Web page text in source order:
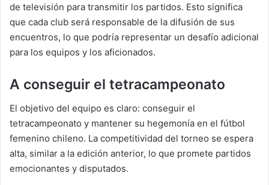
de televisión para transmitir los partidos. Esto significa
que cada club será responsable de la difusión de sus
encuentros, lo que podría representar un desafío adicional
para los equipos y los aficionados.
A conseguir el tetracampeonato
El objetivo del equipo es claro: conseguir el
tetracampeonato y mantener su hegemonía en el fútbol
femenino chileno. La competitividad del torneo se espera
alta, similar a la edición anterior, lo que promete partidos
emocionantes y disputados.